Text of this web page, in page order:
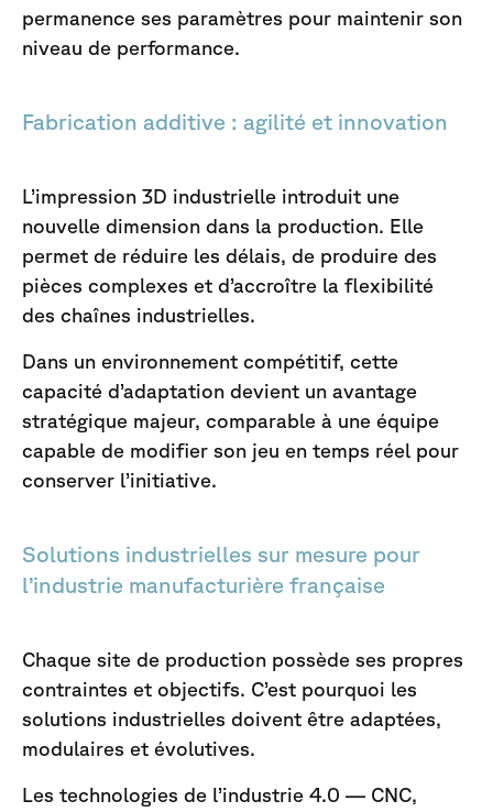
permanence ses paramètres pour maintenir son
niveau de performance.
Fabrication additive : agilité et innovation
L’impression 3D industrielle introduit une
nouvelle dimension dans la production. Elle
permet de réduire les délais, de produire des
pièces complexes et d’accroître la flexibilité
des chaînes industrielles.
Dans un environnement compétitif, cette
capacité d’adaptation devient un avantage
stratégique majeur, comparable à une équipe
capable de modifier son jeu en temps réel pour
conserver l’initiative.
Solutions industrielles sur mesure pour
l’industrie manufacturière française
Chaque site de production possède ses propres
contraintes et objectifs. C’est pourquoi les
solutions industrielles doivent être adaptées,
modulaires et évolutives.
Les technologies de l’industrie 4.0 — CNC,